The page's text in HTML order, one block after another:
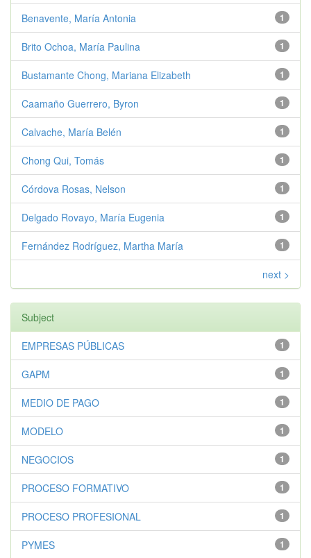
1
Benavente, María Antonia
1
Brito Ochoa, María Paulina
1
Bustamante Chong, Mariana Elizabeth
1
Caamaño Guerrero, Byron
1
Calvache, María Belén
1
Chong Qui, Tomás
1
Córdova Rosas, Nelson
1
Delgado Rovayo, María Eugenia
1
Fernández Rodríguez, Martha María
next >
Subject
1
EMPRESAS PÚBLICAS
1
GAPM
1
MEDIO DE PAGO
1
MODELO
1
NEGOCIOS
1
PROCESO FORMATIVO
1
PROCESO PROFESIONAL
1
PYMES